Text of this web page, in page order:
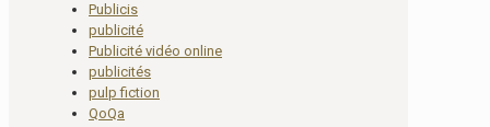
Publicis
publicité
Publicité vidéo online
publicités
pulp fiction
QoQa